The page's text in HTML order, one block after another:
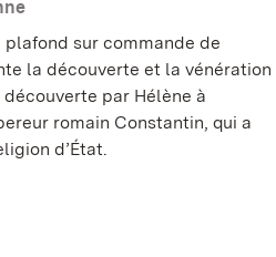
plafond sur commande de
la découverte et la vénération
par Hélène à
romain Constantin, qui a
d’État.